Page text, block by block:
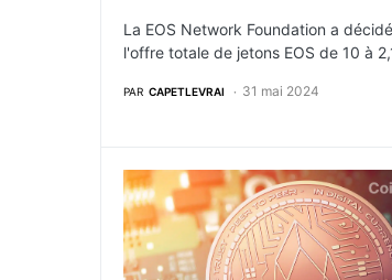
La EOS Network Foundation a
l'offre totale de jetons EOS de 10 à
PAR CAPETLEVRAI 31 mai 2024
La Fondation EOS poursuit